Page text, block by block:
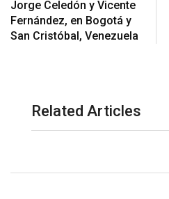
Jorge Celedón y Vicente
Fernández, en Bogotá y
San Cristóbal, Venezuela
Related Articles